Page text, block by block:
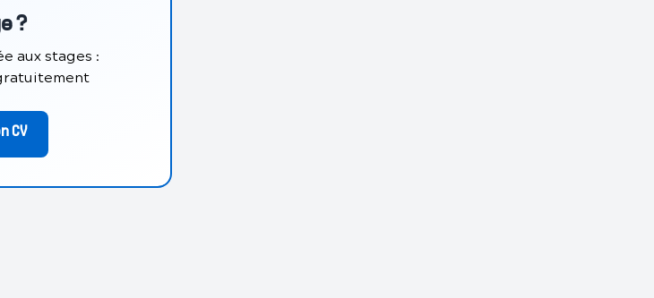
?
aux stages :
CV